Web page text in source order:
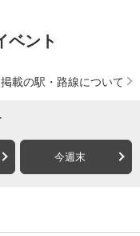
ベント
載の駅・路線について
今週末